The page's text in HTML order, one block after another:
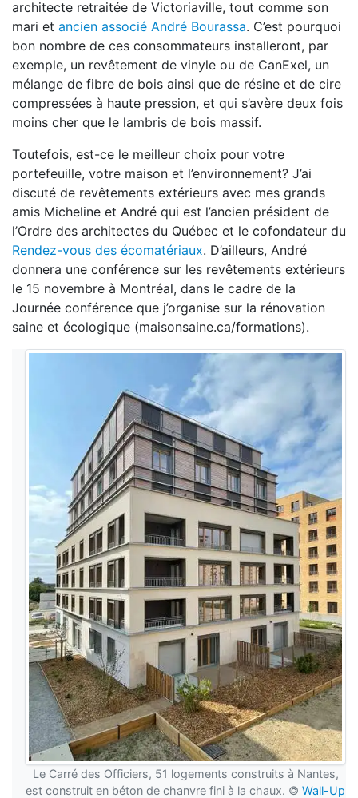
architecte retraitée de Victoriaville, tout comme son
mari et ancien associé André Bourassa. C’est pourquoi
bon nombre de ces consommateurs installeront, par
exemple, un revêtement de vinyle ou de CanExel, un
mélange de fibre de bois ainsi que de résine et de cire
compressées à haute pression, et qui s’avère deux fois
moins cher que le lambris de bois massif.
Toutefois, est-ce le meilleur choix pour votre
portefeuille, votre maison et l’environnement? J’ai
discuté de revêtements extérieurs avec mes grands
amis Micheline et André qui est l’ancien président de
l’Ordre des architectes du Québec et le cofondateur du
Rendez-vous des écomatériaux. D’ailleurs, André
donnera une conférence sur les revêtements extérieurs
le 15 novembre à Montréal, dans le cadre de la
Journée conférence que j’organise sur la rénovation
saine et écologique (maisonsaine.ca/formations).
Le Carré des Officiers, 51 logements construits à Nantes,
est construit en béton de chanvre fini à la chaux. © Wall-Up